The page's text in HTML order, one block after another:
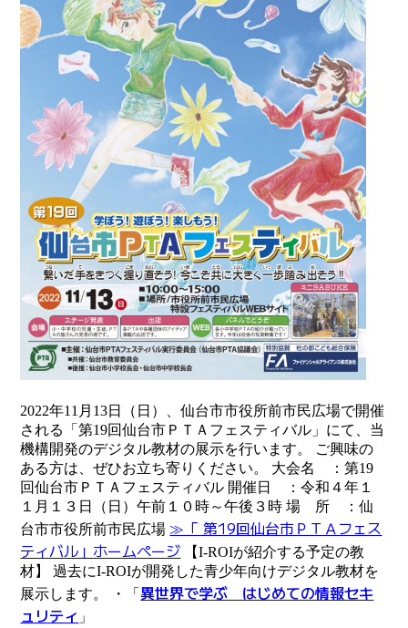
2022年11月13日（日）、仙台市市役所前市民広場で開催
される「第19回仙台市ＰＴＡフェスティバル」にて、当
機構開発のデジタル教材の展示を行います。 ご興味の
ある方は、ぜひお立ち寄りください。 大会名 ：第19
回仙台市ＰＴＡフェスティバル 開催日 ：令和４年１
１月１３日（日）午前１０時～午後３時 場 所 ：仙
台市市役所前市民広場≫「 第19回仙台市ＰＴＡフェス
ティバル」ホームページ
【I-ROIが紹介する予定の教
材】
過去にI-ROIが開発した青少年向けデジタル教材を
展示します。 ・
「異世界で学ぶ はじめての情報セキ
ュリティ 」